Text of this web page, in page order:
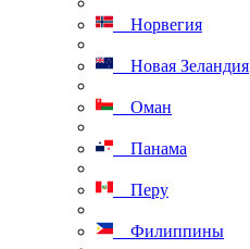
Норвегия
Новая Зеландия
Оман
Панама
Перу
Филиппины